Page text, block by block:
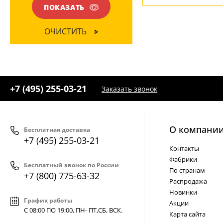
ПОКАЗАТЬ
ОЧИСТИТЬ
+7 (495) 255-03-21 Заказать звонок
Бесплатная доставка
+7 (495) 255-03-21
Бесплатный звонок по России
+7 (800) 775-63-32
График работы
С 08:00 ПО 19:00, ПН- ПТ,СБ, ВСК.
О
Контакты
Фабрики
По странам
Распродажа
Новинки
Акции
Карта сайта